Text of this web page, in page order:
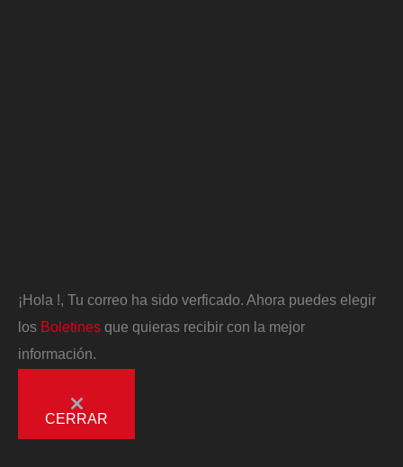
¡Hola !, Tu correo ha sido verficado. Ahora puedes elegir
los Boletines que quieras recibir con la mejor
información.
CERRAR